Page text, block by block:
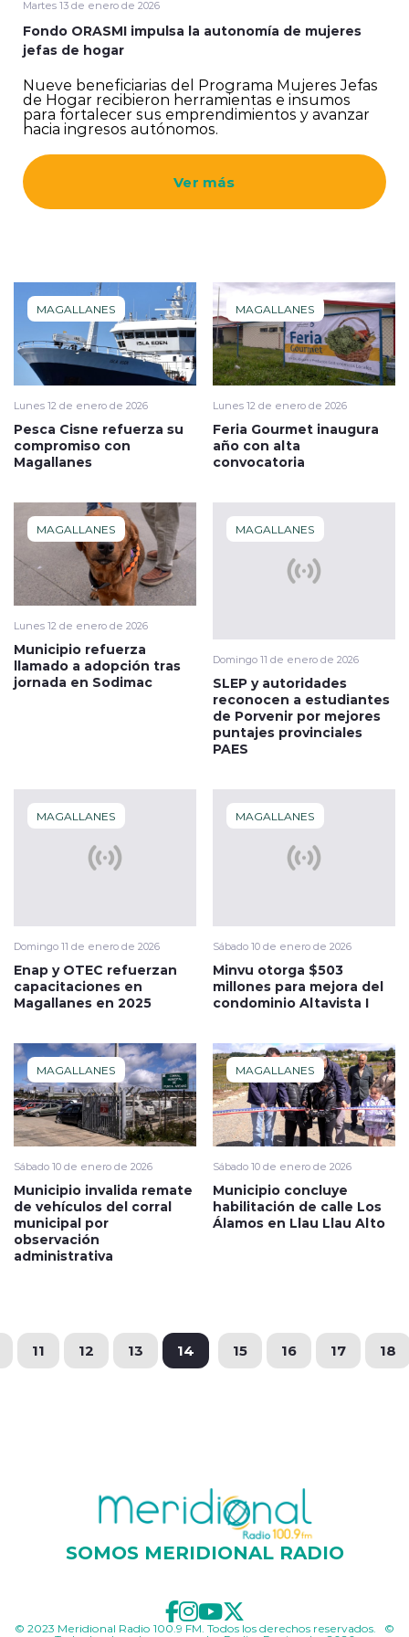
Martes 13 de enero de 2026
Fondo ORASMI impulsa la autonomía de mujeres
jefas de hogar
Nueve beneficiarias del Programa Mujeres Jefas
de Hogar recibieron herramientas e insumos
para fortalecer sus emprendimientos y avanzar
hacia ingresos autónomos.
Ver más
MAGALLANES
Lunes 12 de enero de 2026
Pesca Cisne refuerza su
compromiso con
Magallanes
MAGALLANES
Lunes 12 de enero de 2026
Feria Gourmet inaugura
año con alta
convocatoria
MAGALLANES
Lunes 12 de enero de 2026
Municipio refuerza
llamado a adopción tras
jornada en Sodimac
MAGALLANES
Domingo 11 de enero de 2026
SLEP y autoridades
reconocen a estudiantes
de Porvenir por mejores
puntajes provinciales
PAES
MAGALLANES
Domingo 11 de enero de 2026
Enap y OTEC refuerzan
capacitaciones en
Magallanes en 2025
MAGALLANES
Sábado 10 de enero de 2026
Minvu otorga $503
millones para mejora del
condominio Altavista I
MAGALLANES
Sábado 10 de enero de 2026
Municipio invalida remate
de vehículos del corral
municipal por
observación
administrativa
MAGALLANES
Sábado 10 de enero de 2026
Municipio concluye
habilitación de calle Los
Álamos en Llau Llau Alto
11 12 13 14 15 16 17 18
SOMOS MERIDIONAL RADIO
© 2023 Meridional Radio 100.9 FM. Todos los derechos reservados. ©